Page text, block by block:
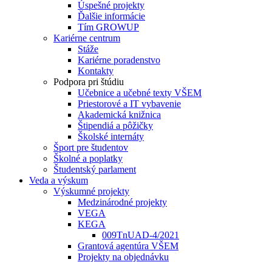
Úspešné projekty
Ďalšie informácie
Tím GROWUP
Kariérne centrum
Stáže
Kariérne poradenstvo
Kontakty
Podpora pri štúdiu
Učebnice a učebné texty VŠEM
Priestorové a IT vybavenie
Akademická knižnica
Štipendiá a pôžičky
Školské internáty
Šport pre študentov
Školné a poplatky
Študentský parlament
Veda a výskum
Výskumné projekty
Medzinárodné projekty
VEGA
KEGA
009TnUAD-4/2021
Grantová agentúra VŠEM
Projekty na objednávku